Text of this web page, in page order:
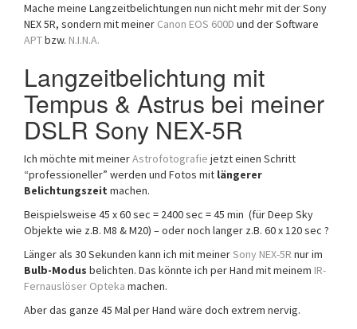
Mache meine Langzeitbelichtungen nun nicht mehr mit der Sony
NEX 5R, sondern mit meiner Canon EOS 600D und der Software
APTbzw. N.I.N.A.
Langzeitbelichtung mit
Tempus & Astrus bei meiner
DSLR Sony NEX-5R
Ich möchte mit meinerAstrofotografie jetzt einen Schritt
“professioneller” werden und Fotos mit längerer
Belichtungszeit machen.
Beispielsweise 45 x 60 sec = 2400 sec = 45 min (für Deep Sky
Objekte wie z.B. M8 & M20) – oder noch langer z.B. 60 x 120 sec ?
Länger als 30 Sekunden kann ich mit meinerSony NEX-5R nur im
Bulb-Modus belichten. Das könnte ich per Hand mit meinem IR-
Fernauslöser Opteka machen.
Aber das ganze 45 Mal per Hand wäre doch extrem nervig.